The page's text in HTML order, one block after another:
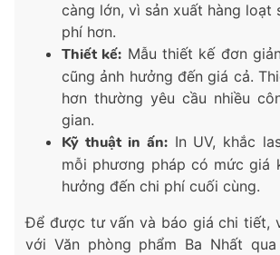
càng lớn, vì sản xuất hàng loạt
phí hơn.
Thiết kế: Mẫu thiết kế đơn
cũng ảnh hưởng đến giá cả.
hơn thường yêu cầu nhiều
gian.
Kỹ thuật in ấn:In UV, khắc
mỗi phương pháp có mức giá
hưởng đến chi phí cuối cùng.
Để được tư vấn và báo giá chi tiết,
với Văn phòng phẩm Ba Nhất